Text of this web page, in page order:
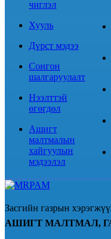
чиглэл
Хууль
Дүрст мэдээ
Сонгон
шалгаруулалт
Нээлттэй
өгөгдөл
Ашигт
малтмалын
хайгуулын
мэдээлэл
Засгийн газрын
АШИГТ МАЛТМАЛ,